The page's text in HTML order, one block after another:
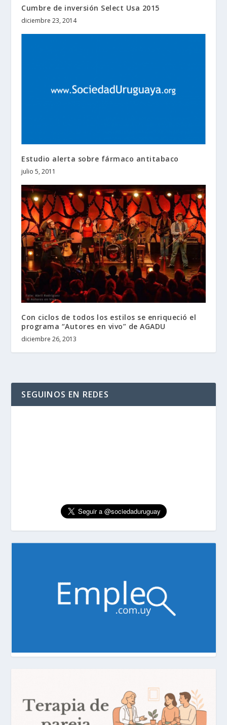
Cumbre de inversión Select Usa 2015
diciembre 23, 2014
Estudio alerta sobre fármaco antitabaco
julio 5, 2011
Con ciclos de todos los estilos se enriqueció el
programa “Autores en vivo” de AGADU
diciembre 26, 2013
SEGUINOS EN REDES